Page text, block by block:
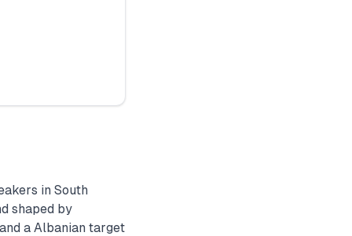
in South
shaped by
a Albanian target